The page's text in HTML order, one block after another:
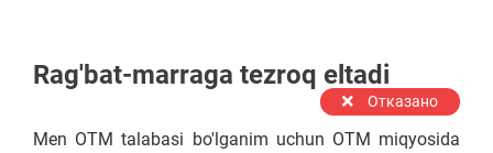
Rag'bat-marraga tezroq eltadi
Отказано
Men OTM talabasi bo'lganim uchun OTM miqyosida